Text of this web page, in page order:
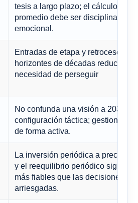
tesis a largo plazo; el cálculo del
promedio debe ser disciplinado,
emocional.
Entradas de etapa y retrocesos de
horizontes de décadas reducen la
necesidad de perseguir
No confunda una visión a 2035
configuración táctica; gestione el
de forma activa.
La inversión periódica a precio
y el reequilibrio periódico siguen
más fiables que las decisiones
arriesgadas.